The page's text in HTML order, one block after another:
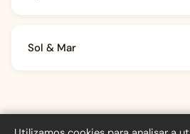
Sol & Mar
Café